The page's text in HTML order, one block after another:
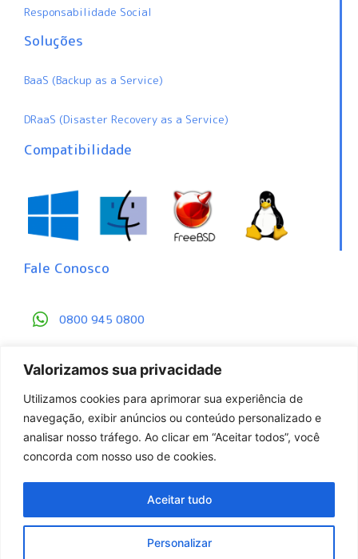
Valorizamos sua privacidade
Utilizamos cookies para aprimorar sua experiência de
navegação, exibir anúncios ou conteúdo personalizado e
analisar nosso tráfego. Ao clicar em “Aceitar todos”, você
concorda com nosso uso de cookies.
Personalizar
Aceitar tudo
Responsabilidade Social
Soluções
BaaS (Backup as a Service)
DRaaS (Disaster Recovery as a Service)
Compatibilidade
Fale Conosco
0800 945 0800
Central de Proteção de Dados
© 2008 - 2023 GBackup. Todos os direitos